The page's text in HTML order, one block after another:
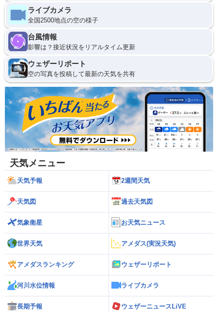
ライブカメラ
全国2500地点の空の様子
台風情報
影響は？接近状況をリアルタイム更新
ウェザーリポート
空の写真を投稿して最新の天気を共有
天気メニュー
天気予報 2週間天気
天気図 過去天気図
気象衛星 お天気ニュース
世界天気 アメダス(実況天気)
アメダスランキング ウェザーリポート
河川水位情報 ライブカメラ
長期予報 ウェザーニュースLiVE